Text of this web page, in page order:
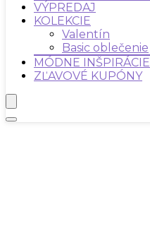
VÝPREDAJ
KOLEKCIE
Valentín
Basic oblečenie
MÓDNE INŠPIRÁCIE
ZĽAVOVÉ KUPÓNY